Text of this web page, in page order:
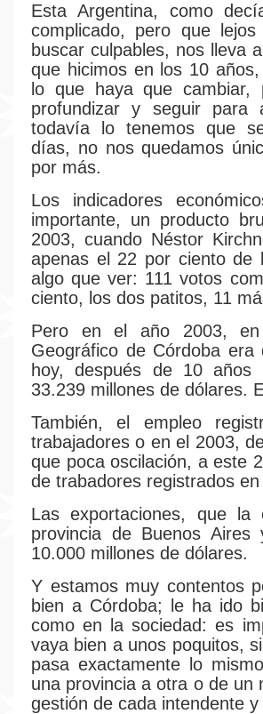
Esta Argentina, como
complicado, pero que
buscar culpables, nos lleva
que hicimos en los 10
lo que haya que cambiar,
profundizar y seguir para
todavía lo tenemos que
días, no nos quedamos
por más.
Los indicadores
importante, un producto
2003, cuando Néstor
apenas el 22 por ciento
algo que ver: 111 votos
ciento, los dos patitos, 11
Pero en el año 2003,
Geográfico de Córdoba
hoy, después de 10
33.239 millones de dólares.
También, el empleo
trabajadores o en el 2003,
que poca oscilación, a este
de trabadores registrados
Las exportaciones, que
provincia de Buenos
10.000 millones de dólares.
Y estamos muy contentos
bien a Córdoba; le ha ido
como en la sociedad: es
vaya bien a unos poquitos,
pasa exactamente lo
una provincia a otra o de
gestión de cada intendente